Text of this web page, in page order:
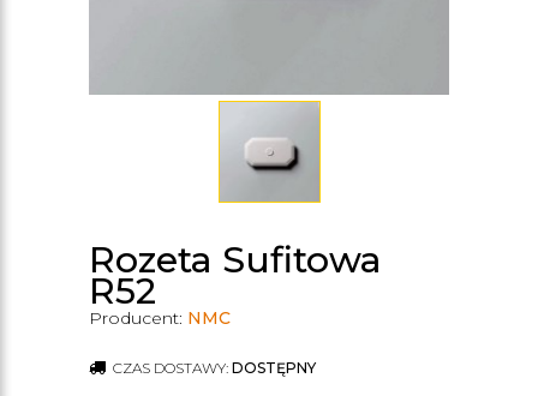
Rozeta Sufitowa
R52
Producent: NMC
CZAS DOSTAWY: DOSTĘPNY